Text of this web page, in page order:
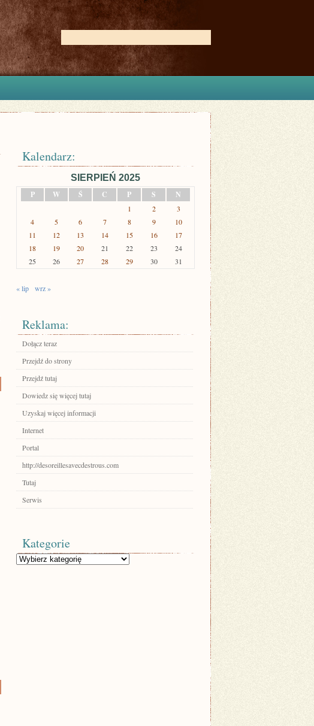
Kalendarz:
SIERPIEŃ 2025
P
W Ś C P S N
1 2
3
4
5 6 7 8 9
10
11
12 13 14 15 16
17
18
19 20 21 22 23
24
25
26 27 28 29 30 31
« lip wrz »
Reklama:
Dołącz teraz
Przejdź do strony
Przejdź tutaj
Dowiedz się więcej tutaj
Uzyskaj więcej informacji
Internet
Portal
http://desoreillesavecdestrous.com
Tutaj
Serwis
Kategorie
Kategorie